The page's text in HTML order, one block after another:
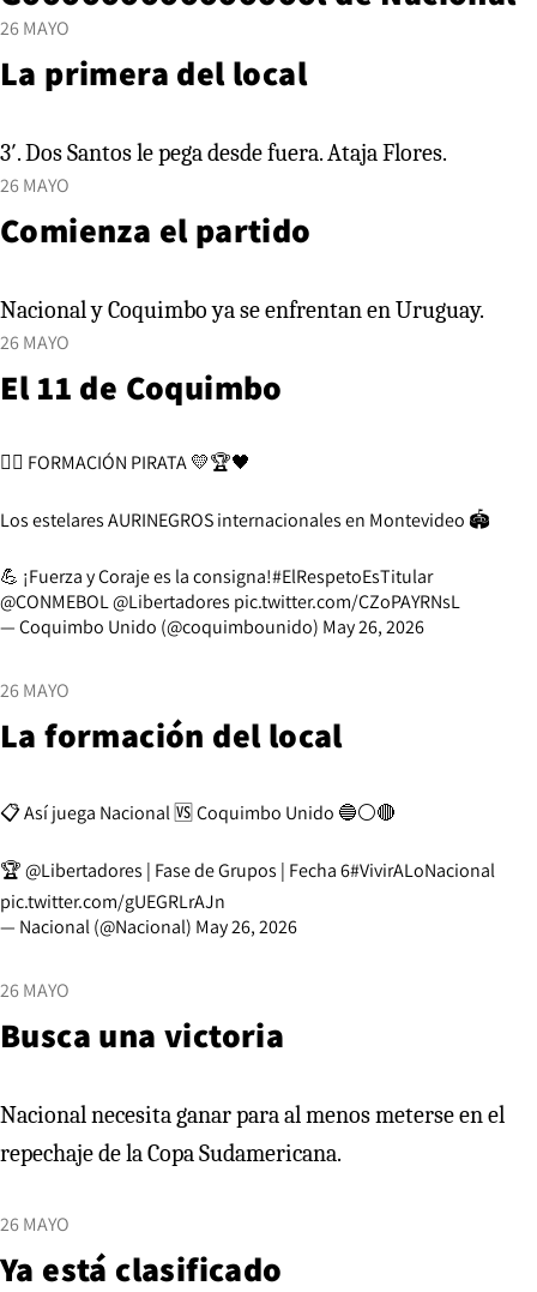
26 MAYO
La primera del local
3′. Dos Santos le pega desde fuera. Ataja Flores.
26 MAYO
Comienza el partido
Nacional y Coquimbo ya se enfrentan en Uruguay.
26 MAYO
El 11 de Coquimbo
🏴‍☠️ FORMACIÓN PIRATA 💛🏆🖤
Los estelares AURINEGROS internacionales en Montevideo 🏟️
💪 ¡Fuerza y Coraje es la consigna!#ElRespetoEsTitular
@CONMEBOL@Libertadores pic.twitter.com/CZoPAYRNsL
— Coquimbo Unido (@coquimbounido) May 26, 2026
26 MAYO
La formación del local
📋 Así juega Nacional 🆚 Coquimbo Unido 🔵⚪️🔴
🏆@Libertadores | Fase de Grupos | Fecha 6#VivirALoNacional
pic.twitter.com/gUEGRLrAJn
— Nacional (@Nacional) May 26, 2026
26 MAYO
Busca una victoria
Nacional necesita ganar para al menos meterse en el
repechaje de la Copa Sudamericana.
26 MAYO
Ya está clasificado